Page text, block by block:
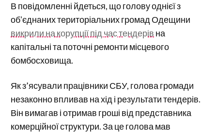
В повідомленні йдеться, що голову однієї з
обʼєднаних територіальних громад Одещини
викрили на корупції під час тендерів на
капітальні та поточні ремонти місцевого
бомбосховища.
Як з’ясували працівники СБУ, голова громади
незаконно впливав на хід і результати тендерів.
Він вимагав і отримав гроші від представника
комерційної структури. За це голова мав